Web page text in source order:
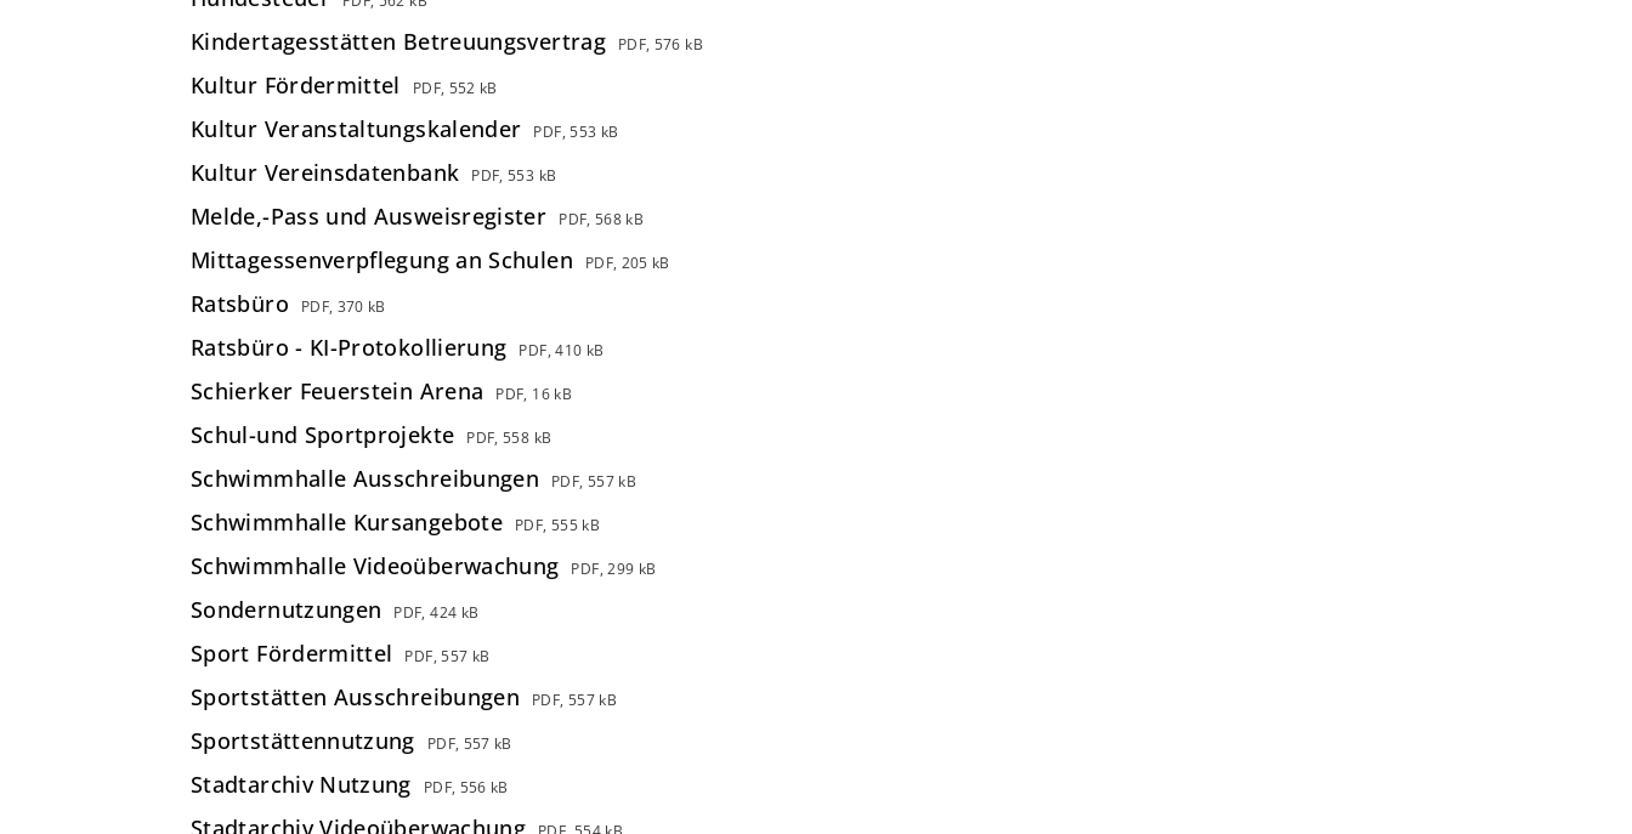
Kindertagesstätten Betreuungsvertrag PDF, 576 kB
Kultur Fördermittel PDF, 552 kB
Kultur Veranstaltungskalender PDF, 553 kB
Kultur Vereinsdatenbank PDF, 553 kB
Melde,-Pass und Ausweisregister PDF, 568 kB
Mittagessenverpflegung an Schulen PDF, 205 kB
Ratsbüro PDF, 370 kB
Ratsbüro - KI-Protokollierung PDF, 410 kB
Schierker Feuerstein Arena PDF, 16 kB
Schul-und Sportprojekte PDF, 558 kB
Schwimmhalle Ausschreibungen PDF, 557 kB
Schwimmhalle Kursangebote PDF, 555 kB
Schwimmhalle Videoüberwachung PDF, 299 kB
Sondernutzungen PDF, 424 kB
Sport Fördermittel PDF, 557 kB
Sportstätten Ausschreibungen PDF, 557 kB
Sportstättennutzung PDF, 557 kB
Stadtarchiv Nutzung PDF, 556 kB